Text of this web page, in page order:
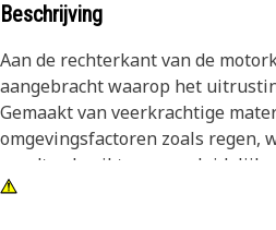
Beschrijving
Aan de rechterkant van de
aangebracht waarop het
Gemaakt van veerkrachtige
omgevingsfactoren zoals regen,
wordt gebruikt om een
uitrustingsmodel te verstrekken.